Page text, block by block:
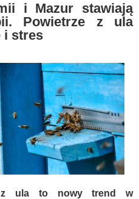
i Mazur stawiają
Powietrze z ula
i stres
z ula to nowy trend w